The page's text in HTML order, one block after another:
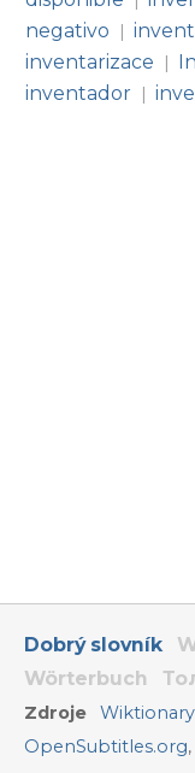
negativo
|
inventarizace |
inventador |
Dobrý slovník
Wörterbuch
Zdroje Wiktionary
OpenSubtitles.org,